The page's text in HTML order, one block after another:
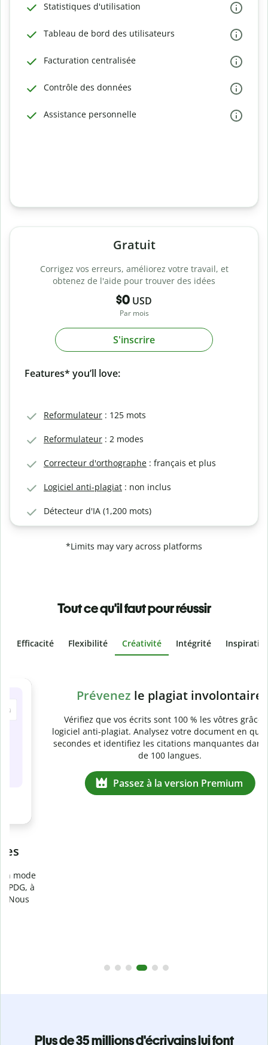
Statistiques d'utilisation
Tableau de bord des utilisateurs
Facturation centralisée
Contrôle des données
Assistance personnelle
Gratuit
Corrigez vos erreurs, améliorez votre travail, et
obtenez de l'aide pour trouver des idées
$0 USD
Par mois
S'inscrire
Features* you’ll love:
Reformulateur : 125 mots
Reformulateur : 2 modes
Correcteur d'orthographe : français et plus
Logiciel anti-plagiat : non inclus
Détecteur d'IA (1,200 mots)
*Limits may vary across platforms
Tout ce qu'il faut pour réussir
Efficacité Flexibilité Créativité Intégrité
Slide 4 of 6
Vérifiez que vos écrits sont 100 % les vôtres grâce au
logiciel anti-plagiat. Analysez votre document en quelques
secondes et identifiez les citations manquantes dans plus
Plus de 35 millions d'écrivains lui font